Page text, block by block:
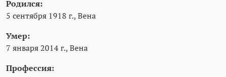
Родился:
5 сентября 1918 г., Вена
Умер:
7 января 2014 г., Вена
Профессия: